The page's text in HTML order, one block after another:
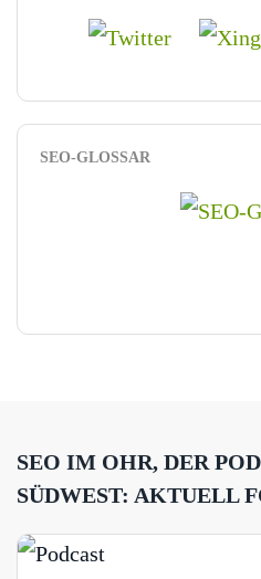
SEO-GLOSSAR
SEO IM OHR, DER
SÜDWEST: AKTUELL